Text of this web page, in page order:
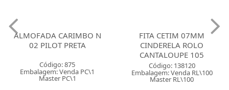
ALMOFADA CARIMBO N
02 PILOT PRETA
Código: 875
Embalagem: Venda PC\1
Master PC\1
FITA CETIM 07MM
CINDERELA ROLO
CANTALOUPE 105
Código: 138120
Embalagem: Venda RL\100
Master RL\100